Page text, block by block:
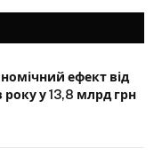
ефект від
року у 13,8 млрд грн